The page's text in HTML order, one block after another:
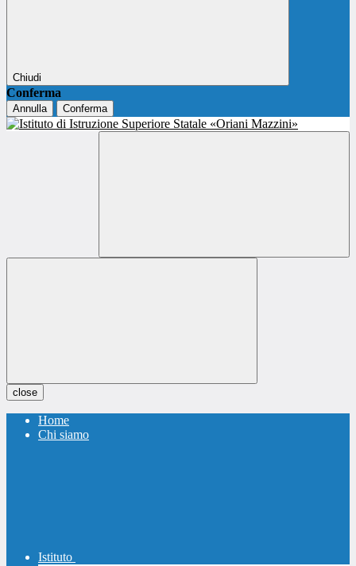
Chiudi
Conferma
Annulla Conferma
close
Home
Chi siamo
Istituto